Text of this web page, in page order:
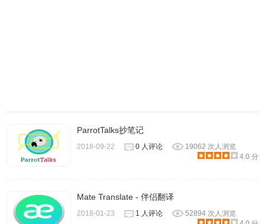
ParrotTalks抄笔记
2018-09-22 0 人评论
19062 次人浏览
4.0 分
Mate Translate - 伴侣翻译
2018-01-23 1 人评论
52894 次人浏览